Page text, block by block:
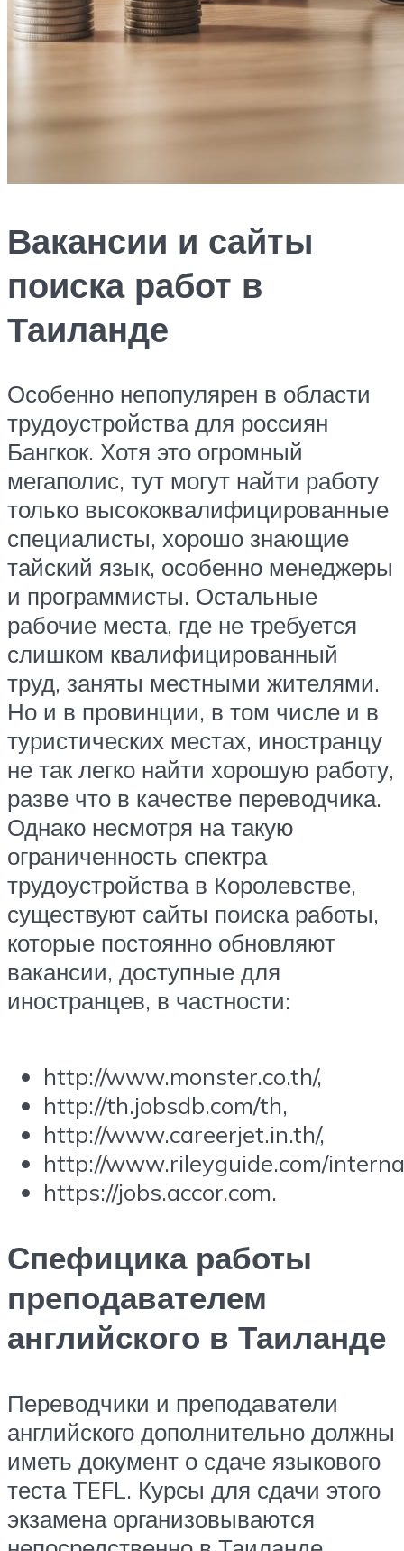
Вакансии и сайты
поиска работ в
Таиланде
Особенно непопулярен в области
трудоустройства для россиян
Бангкок. Хотя это огромный
мегаполис, тут могут найти работу
только высококвалифицированные
специалисты, хорошо знающие
тайский язык, особенно менеджеры
и программисты. Остальные
рабочие места, где не требуется
слишком квалифицированный
труд, заняты местными жителями.
Но и в провинции, в том числе и в
туристических местах, иностранцу
не так легко найти хорошую работу,
разве что в качестве переводчика.
Однако несмотря на такую
ограниченность спектра
трудоустройства в Королевстве,
существуют сайты поиска работы,
которые постоянно обновляют
вакансии, доступные для
иностранцев, в частности:
http://www.monster.co.th/,
http://th.jobsdb.com/th,
http://www.careerjet.in.th/,
http://www.rileyguide.com/
https://jobs.accor.com.
Спефицика работы
преподавателем
английского в Таиланде
Переводчики и преподаватели
английского дополнительно должны
иметь документ о сдаче языкового
теста TEFL. Курсы для сдачи этого
экзамена организовываются